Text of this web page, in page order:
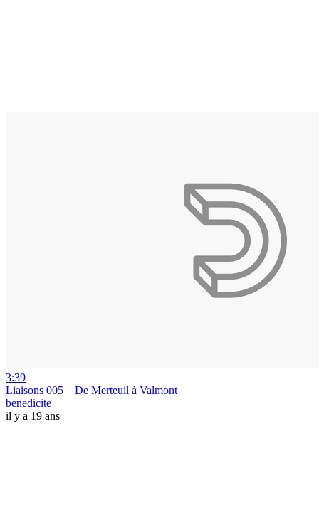
3:39
Liaisons 005 _ De Merteuil à Valmont
benedicite
il y a 19 ans